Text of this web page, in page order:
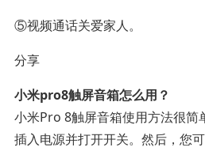
⑤视频通话关爱家人。
分享
小米pro8触屏音箱怎么用？
小米Pro 8触屏音箱使用方法很简
插入电源并打开开关。然后，您